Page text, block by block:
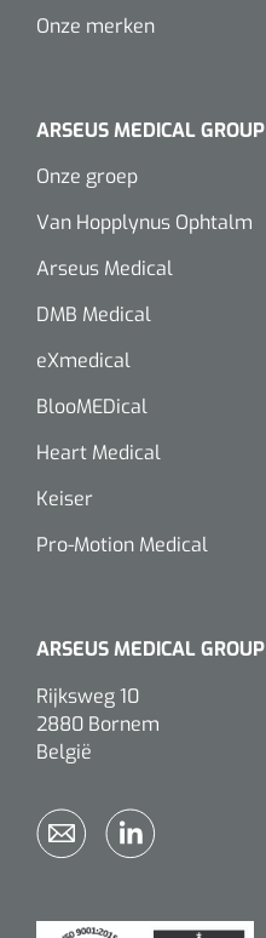
Onze merken
ARSEUS MEDICAL GROUP
Onze groep
Van Hopplynus Ophtalm
Arseus Medical
DMB Medical
eXmedical
BlooMEDical
Heart Medical
Keiser
Pro-Motion Medical
ARSEUS MEDICAL GROUP
Rijksweg 10
2880 Bornem
België